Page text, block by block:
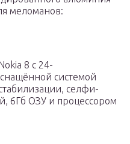
меломанов:
8 с 24-
системой
селфи-
6Гб ОЗУ и процессором